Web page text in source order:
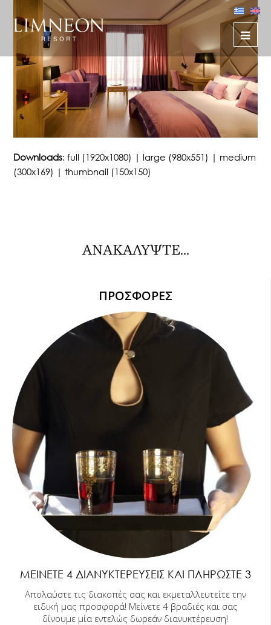
Downloads:full (1920x1080) | large (980x551) | medium
(300x169) |thumbnail (150x150)
ΑΝΑΚΑΛΥΨΤΕ...
ΠΡΟΣΦΟΡΕΣ
ΜΕΊΝΕΤΕ 4 ΔΙΑΝΥΚΤΕΡΕΎΣΕΙΣ ΚΑΙ ΠΛΗΡΏΣΤΕ 3
Απολαύστε τις διακοπές σας και εκμεταλλευτείτε την
ειδική μας προσφορά! Μείνετε 4 βραδιές και σας
δίνουμε μία εντελώς δωρεάν διανυκτέρευση!